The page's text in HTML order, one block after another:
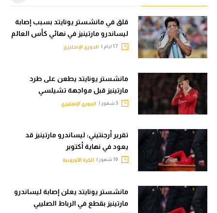
أمم إفريقيا
كرة السلة الأمريكية
كرة سلة
كرة يد
كرة طائرة
الوطن العربي
في المونديال
رياضة نسائية
آسيا
أمريكا
ركن الألعاب
قلق في مانشستر يونايتد بسبب إصابة
ليساندرو مارتينيز في نهائي كأس العالم
الدوري الإنجليزي
مانشستر يونايتد يطعن على طرد
مارتينيز قبل مواجهة تشيلسي
الدوري الإنجليزي
تقرير أرجنتيني: ليساندرو مارتينيز قد
يعود في نهاية أكتوبر
الكرة الأوروبية
مانشستر يونايتد يعلن إصابة ليساندرو
مارتينيز بقطع في الرباط الصليبي